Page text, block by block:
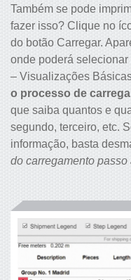
Também se pode
fazer isso? Clique no
do botão Carregar.
onde poderá
– Visualizações
o processo de
que saiba quantos e
segundo, terceiro, etc.
informação, basta
do carregamento passo